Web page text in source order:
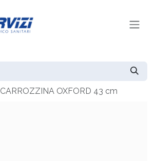
CARROZZINA OXFORD 43 cm